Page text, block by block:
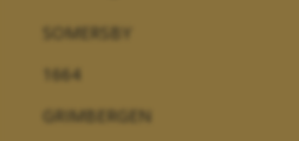
SOMERSBY
1664
GRIMBERGEN